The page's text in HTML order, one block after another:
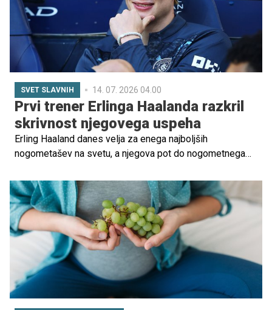
SVET SLAVNIH 14. 07. 2026 04.00
Prvi trener Erlinga Haalanda razkril
skrivnost njegovega uspeha
Erling Haaland danes velja za enega najboljših
nogometašev na svetu, a njegova pot do nogometnega
skromnih igriščih norveškega kluba Bryne FK. Njegov prvi
trener Alf Ingve Berntsen je v intervjuju za Mozaiq Sports
razkril, kako se je razvijal mladi Haaland in kakšne
nasvete bi dal trenerjem mladih nogometašev.